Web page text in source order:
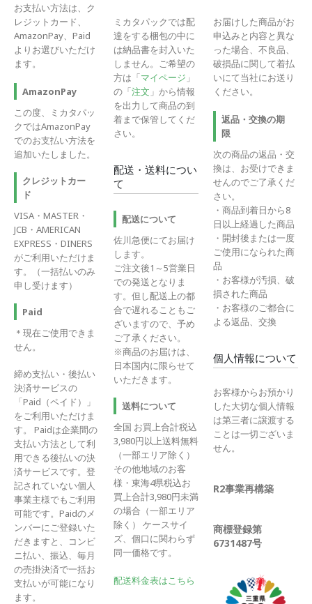
お支払い方法は、ク
レジットカード、
AmazonPay、Paid
よりお選びいただけ
ます。
AmazonPay
この度、ミカタパッ
クではAmazonPay
でのお支払い方法を
追加いたしました。
クレジットカー
ド
VISA・MASTER・
JCB・AMERICAN
EXPRESS・DINERS
がご利用いただけま
す。（一括払いのみ
申し受けます）
Paid
＊現在ご使用できま
せん。
締め支払い・後払い
決済サービスの
「Paid（ペイド）」
をご利用いただけま
す。 Paidは企業間の
支払い方法として利
用できる後払いの決
済サービスです。登
記されていない個人
事業主様でもご利用
可能です。Paidのメ
ンバーにご登録いた
だきますと、コンビ
ニ払い、振込、毎月
の売掛決済で一括お
支払いが可能になり
ます。
ミカタパックでは配
達をする梱包の中に
は納品書を封入いた
しません。ご希望の
方は「マイページ 」
の「注文 」から情報
を出力して商品の到
着まで保管してくだ
さい。
配送・送料につい
て
配送について
佐川急便にてお届け
します。
ご注文後1～5営業日
での発送となりま
す。但し配送上の都
合で遅れることもご
ざいますので、予め
ご了承ください。
※商品のお届けは、
日本国内に限らせて
いただきます。
送料について
全国 お買上合計税込
3,980円以上送料無料
（一部エリア除く）
その他地域のお客
様・東海4県税込お
買上合計3,980円未満
の場合（一部エリア
除く） ケースサイ
ズ、個口に関わらず
同一価格です。
配送料金表はこちら
お届けした商品がお
申込みと内容と異な
った場合、不良品、
破損品に関して着払
いにて当社にお送り
ください。
返品・交換の期
限
次の商品の返品・交
換は、お受けできま
せんのでご了承くだ
さい。
・商品到着日から8
日以上経過した商品
・開封後または一度
ご使用になられた商
品
・お客様が汚損、破
損された商品
・お客様のご都合に
よる返品、交換
個人情報について
お客様からお預かり
した大切な個人情報
は第三者に譲渡する
ことは一切ございま
せん。
R2事業再構築
商標登録第
6731487号